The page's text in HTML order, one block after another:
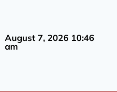
August 7, 2026 10:46
am